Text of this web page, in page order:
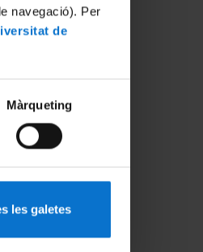
navegació). Per
de
Màrqueting
les galetes